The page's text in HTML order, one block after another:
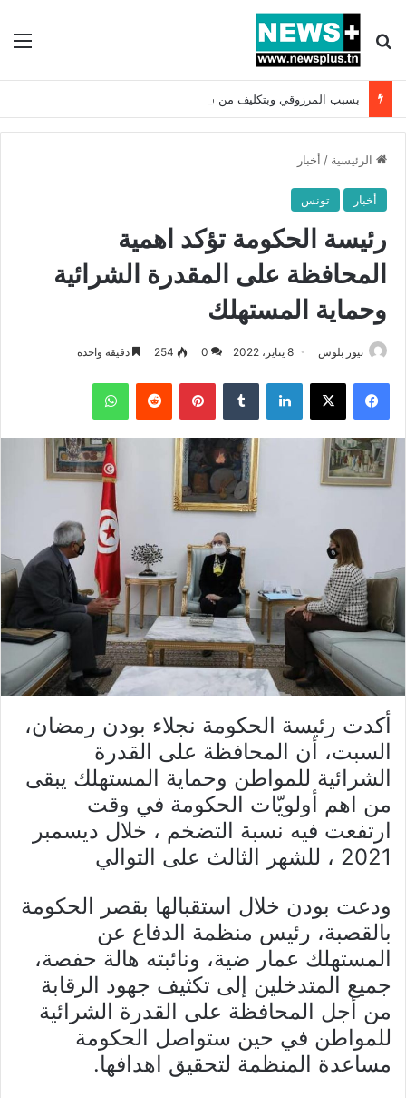
بحث عن
الرئيسية / أخبار
أخبار تونس
رئيسة الحكومة تؤكد اهمية
المحافظة على المقدرة الشرائية
وحماية المستهلك
نيوز بلوس 8 يناير، 2022 0
254 دقيقة واحدة
فيسبوك X لينكدإن بينتيريست واتساب
أكدت رئيسة الحكومة نجلاء بودن رمضان،
السبت، أن المحافظة على القدرة
الشرائية للمواطن وحماية المستهلك يبقى
من اهم أولويّات الحكومة في وقت
ارتفعت فيه نسبة التضخم ، خلال ديسمبر
2021 ، للشهر الثالث على التوالي
ودعت بودن خلال استقبالها بقصر الحكومة
بالقصبة، رئيس منظمة الدفاع عن
المستهلك عمار ضية، ونائبته هالة حفصة،
جميع المتدخلين إلى تكثيف جهود الرقابة
من أجل المحافظة على القدرة الشرائية
للمواطن في حين ستواصل الحكومة
مساعدة المنظمة لتحقيق اهدافها.